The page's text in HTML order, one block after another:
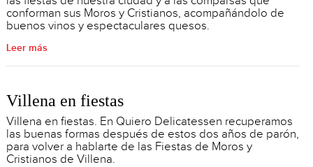
conforman sus Moros y Cristianos, acompañándolo de
buenos vinos y espectaculares quesos.
Leer más
Villena en fiestas
Villena en fiestas. En Quiero Delicatessen recuperamos
las buenas formas después de estos dos años de parón,
para volver a hablarte de las Fiestas de Moros y
Cristianos de Villena.